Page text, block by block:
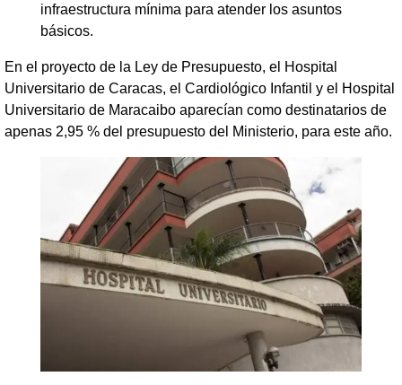
infraestructura mínima para atender los asuntos
básicos.
En el proyecto de la Ley de Presupuesto, el Hospital
Universitario de Caracas, el Cardiológico Infantil y el Hospital
Universitario de Maracaibo aparecían como destinatarios de
apenas 2,95 % del presupuesto del Ministerio, para este año.